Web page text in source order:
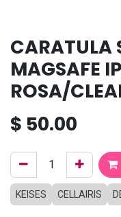
CARATULA
MAGSAFE
ROSA/
$ 50.00
KEISES CELLAIRIS